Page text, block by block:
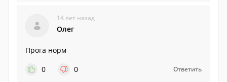
14 лет назад
Олег
Прога норм
0
0 Ответить